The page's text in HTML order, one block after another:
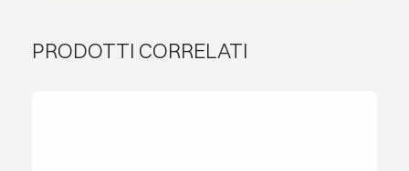
PRODOTTI CORRELATI